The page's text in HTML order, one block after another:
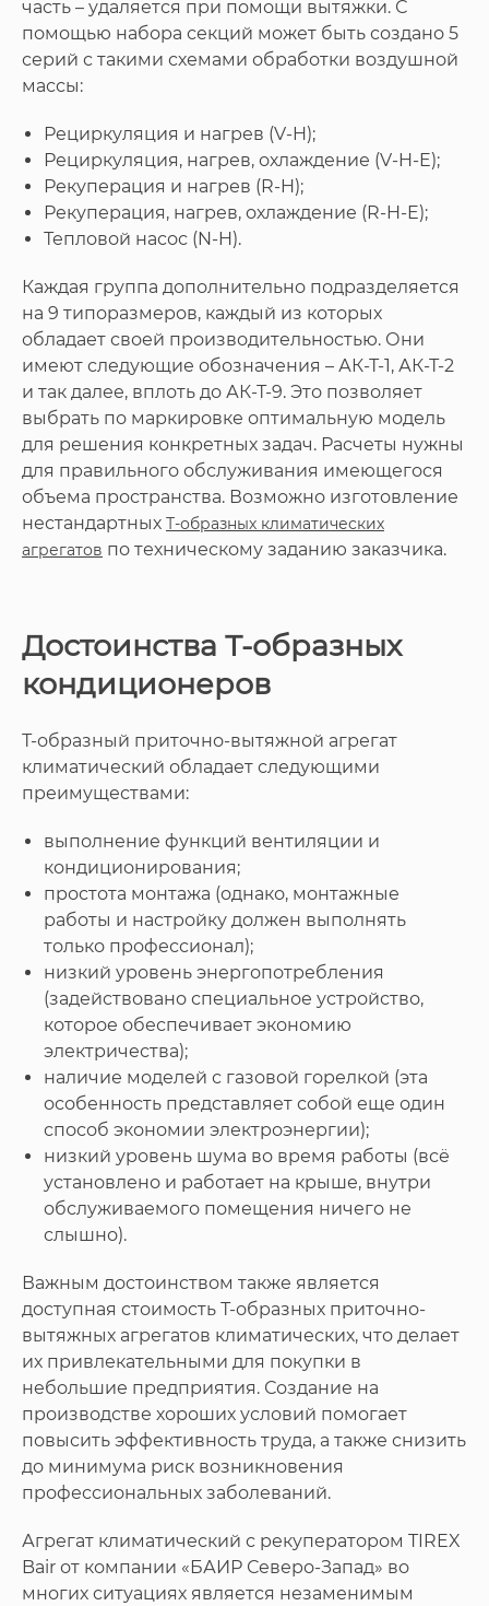
часть – удаляется при помощи вытяжки. С
помощью набора секций может быть создано 5
серий с такими схемами обработки воздушной
массы:
Рециркуляция и нагрев (V-H);
Рециркуляция, нагрев, охлаждение (V-H-E);
Рекуперация и нагрев (R-H);
Рекуперация, нагрев, охлаждение (R-H-E);
Тепловой насос (N-H).
Каждая группа дополнительно подразделяется
на 9 типоразмеров, каждый из которых
обладает своей производительностью. Они
имеют следующие обозначения – АК-Т-1, АК-Т-2
и так далее, вплоть до АК-Т-9. Это позволяет
выбрать по маркировке оптимальную модель
для решения конкретных задач. Расчеты нужны
для правильного обслуживания имеющегося
объема пространства. Возможно изготовление
нестандартных Т-образных климатических
агрегатов по техническому заданию заказчика.
Достоинства Т-образных
кондиционеров
Т-образный приточно-вытяжной агрегат
климатический обладает следующими
преимуществами:
выполнение функций вентиляции и
кондиционирования;
простота монтажа (однако, монтажные
работы и настройку должен выполнять
только профессионал);
низкий уровень энергопотребления
(задействовано специальное устройство,
которое обеспечивает экономию
электричества);
наличие моделей с газовой горелкой (эта
особенность представляет собой еще один
способ экономии электроэнергии);
низкий уровень шума во время работы (всё
установлено и работает на крыше, внутри
обслуживаемого помещения ничего не
слышно).
Важным достоинством также является
доступная стоимость Т-образных приточно-
вытяжных агрегатов климатических, что делает
их привлекательными для покупки в
небольшие предприятия. Создание на
производстве хороших условий помогает
повысить эффективность труда, а также снизить
до минимума риск возникновения
профессиональных заболеваний.
Агрегат климатический с рекуператором TIREX
Bair от компании «БАИР Северо-Запад» во
многих ситуациях является незаменимым